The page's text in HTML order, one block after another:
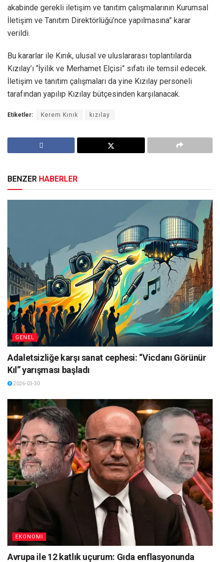
akabinde gerekli iletişim ve tanıtım çalışmalarının Kurumsal
İletişim ve Tanıtım Direktörlüğü’nce yapılmasına” karar
verildi.
Bu kararlar ile Kınık, ulusal ve uluslararası toplantılarda
Kızılay’ı “İyilik ve Merhamet Elçisi” sıfatı ile temsil edecek.
İletişim ve tanıtım çalışmaları da yine Kızılay personeli
tarafından yapılıp Kızılay bütçesinden karşılanacak.
Etiketler: Kerem Kınık kızılay
BENZER HABERLER
GENEL
Adaletsizliğe karşı sanat cephesi: “Vicdanı Görünür
Kıl” yarışması başladı
2026-03-30
EKONOMI
Avrupa ile 12 katlık uçurum: Gıda enflasyonunda